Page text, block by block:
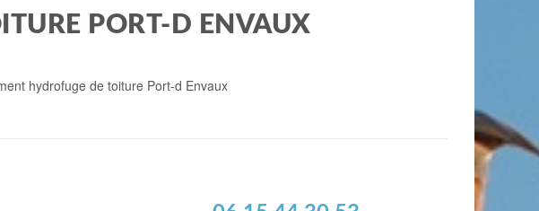
PORT-D ENVAUX
hydrofuge de toiture Port-d Envaux